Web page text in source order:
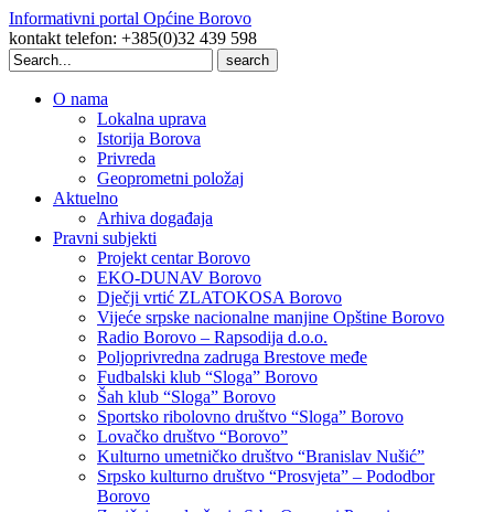
Informativni portal Općine Borovo
kontakt telefon: +385(0)32 439 598
Search
for:
O nama
Lokalna uprava
Istorija Borova
Privreda
Geoprometni položaj
Aktuelno
Arhiva događaja
Pravni subjekti
Projekt centar Borovo
EKO-DUNAV Borovo
Dječji vrtić ZLATOKOSA Borovo
Vijeće srpske nacionalne manjine Opštine Borovo
Radio Borovo – Rapsodija d.o.o.
Poljoprivredna zadruga Brestove međe
Fudbalski klub “Sloga” Borovo
Šah klub “Sloga” Borovo
Sportsko ribolovno društvo “Sloga” Borovo
Lovačko društvo “Borovo”
Kulturno umetničko društvo “Branislav Nušić”
Srpsko kulturno društvo “Prosvjeta” – Pododbor
Borovo